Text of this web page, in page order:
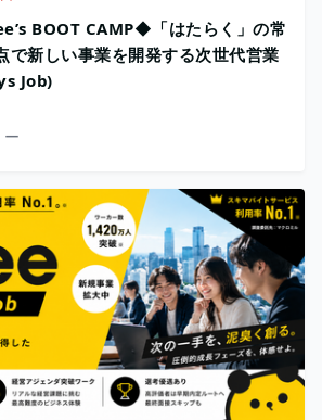
BOOT CAMP◆「はたらく」の常
で新しい事業を開発する次世代営業
Job)